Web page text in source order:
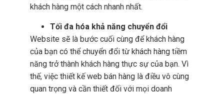
khách hàng một cách nhanh nhất.
Tối đa hóa khả năng chuyển đổi
Website sẽ là bước cuối cùng để khách hàng
của bạn có thể chuyển đổi từ khách hàng tiềm
năng trở thành khách hàng thực sự của bạn. Vì
thế, việc thiết kế web bán hàng là điều vô cùng
quan trọng và cần thiết đối với mọi doanh